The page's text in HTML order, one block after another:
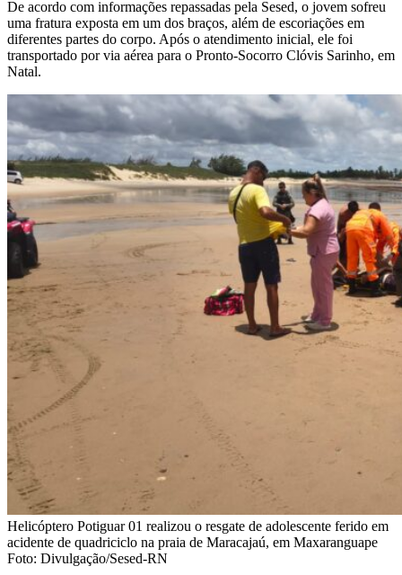
De acordo com informações repassadas pela Sesed, o jovem sofreu
uma fratura exposta em um dos braços, além de escoriações em
diferentes partes do corpo. Após o atendimento inicial, ele foi
transportado por via aérea para o Pronto-Socorro Clóvis Sarinho, em
Natal.
Helicóptero Potiguar 01 realizou o resgate de adolescente ferido em
acidente de quadriciclo na praia de Maracajaú, em Maxaranguape
Foto: Divulgação/Sesed-RN